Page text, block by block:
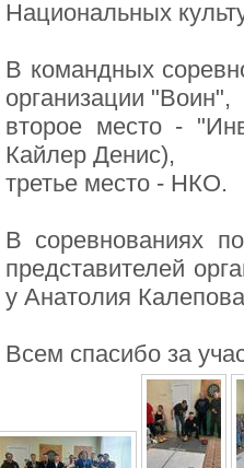
Национальных
В командных
организации "Воин",
второе место -
Кайлер Денис),
третье место - НКО.
В соревнованиях
представителей
у Анатолия
Всем спасибо за